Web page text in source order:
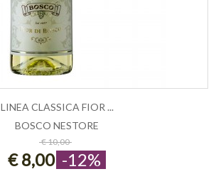
ESAURITO
LINEA CLASSICA FIOR ...
BOSCO NESTORE
€ 10,00
€ 8,00 -12%